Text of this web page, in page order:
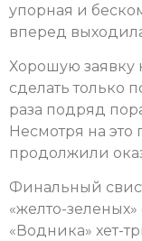
упорная и
вперед
Хорошую заявку
сделать только
раза подряд
Несмотря на это
продолжили
Финальный
«желто-
«Водника» хет-